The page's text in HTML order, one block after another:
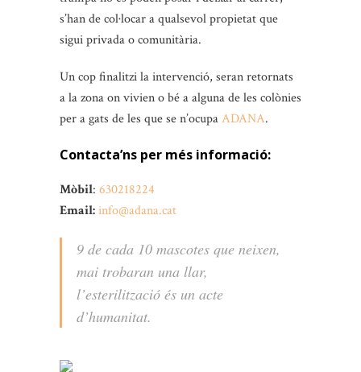
s’han de col·locar a qualsevol propietat que
sigui privada o comunitària.
Un cop finalitzi la intervenció, seran retornats
a la zona on vivien o bé a alguna de les colònies
per a gats de les que se n’ocupaADANA.
Contacta’ns per més informació:
Mòbil: 630218224
Email:info@adana.cat
9 de cada 10 mascotes que neixen,
mai trobaran una llar,
l’esterilització és un acte
d’humanitat.